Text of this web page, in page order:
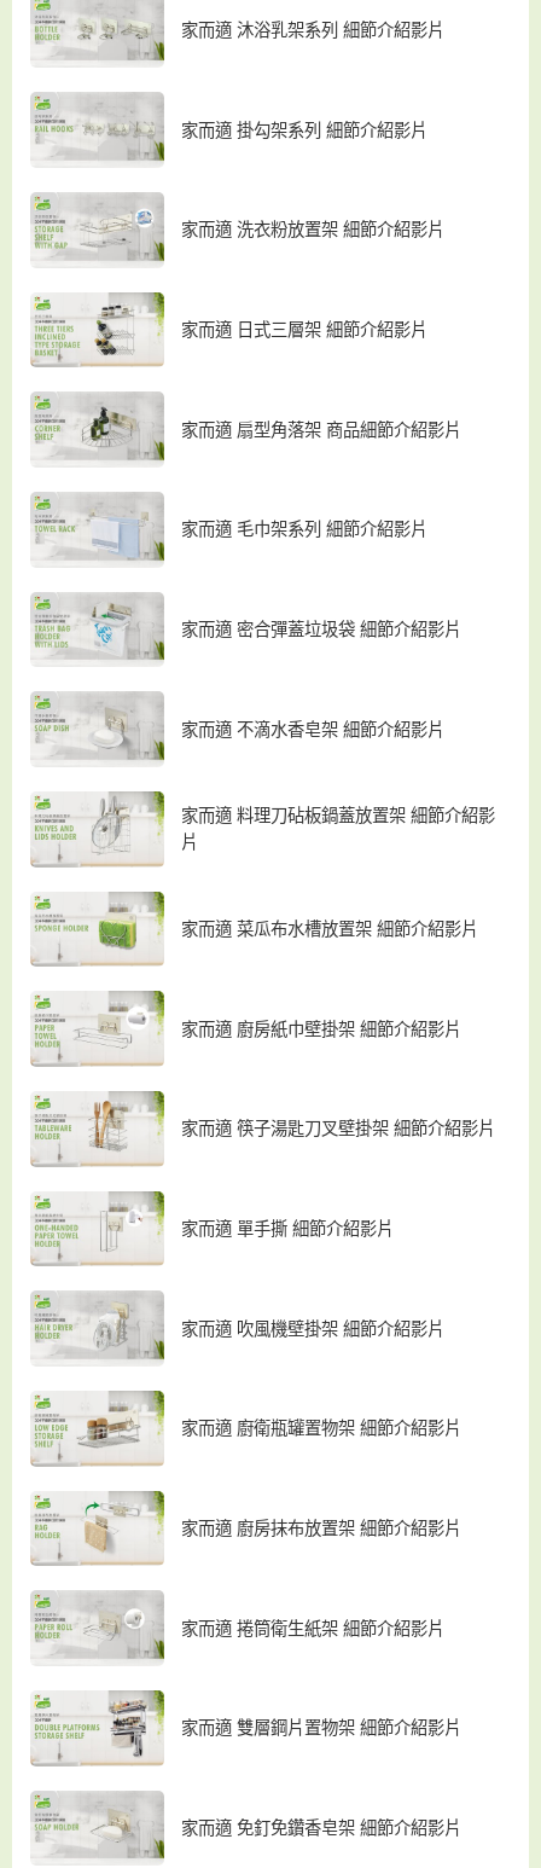
家而適 沐浴乳架系列 細節介紹影片
家而適 掛勾架系列 細節介紹影片
家而適 洗衣粉放置架 細節介紹影片
家而適 日式三層架 細節介紹影片
家而適 扇型角落架 商品細節介紹影片
家而適 毛巾架系列 細節介紹影片
家而適 密合彈蓋垃圾袋 細節介紹影片
家而適 不滴水香皂架 細節介紹影片
家而適 料理刀砧板鍋蓋放置架 細節介紹影
片
家而適 菜瓜布水槽放置架 細節介紹影片
家而適 廚房紙巾壁掛架 細節介紹影片
家而適 筷子湯匙刀叉壁掛架 細節介紹影片
家而適 單手撕 細節介紹影片
家而適 吹風機壁掛架 細節介紹影片
家而適 廚衛瓶罐置物架 細節介紹影片
家而適 廚房抹布放置架 細節介紹影片
家而適 捲筒衛生紙架 細節介紹影片
家而適 雙層鋼片置物架 細節介紹影片
家而適 免釘免鑽香皂架 細節介紹影片